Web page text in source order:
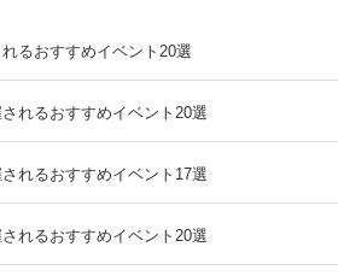
るおすすめイベント20選
れるおすすめイベント20選
れるおすすめイベント17選
れるおすすめイベント20選